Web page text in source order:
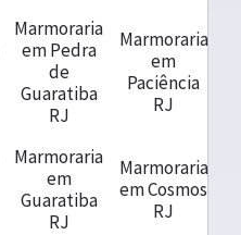
Marmoraria
em Pedra
de
Guaratiba
RJ
Marmoraria
em
Paciência
RJ
Marmoraria
em
Guaratiba
RJ
Marmoraria
em Cosmos
RJ